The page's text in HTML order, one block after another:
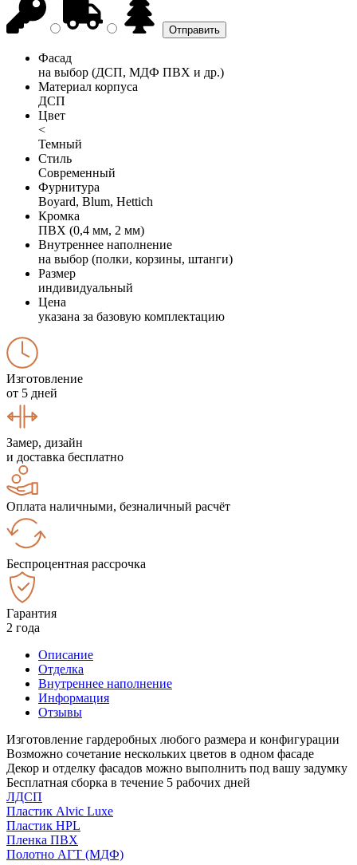
Фасад
на выбор (ДСП, МДФ ПВХ и др.)
Материал корпуса
ДСП
Цвет
<
Темный
Стиль
Современный
Фурнитура
Boyard, Blum, Hettich
Кромка
ПВХ (0,4 мм, 2 мм)
Внутреннее наполнение
на выбор (полки, корзины, штанги)
Размер
индивидуальный
Цена
указана за базовую комплектацию
Изготовление
от 5 дней
Замер, дизайн
и доставка бесплатно
Оплата наличными, безналичный расчёт
Беспроцентная рассрочка
Гарантия
2 года
Описание
Отделка
Внутреннее наполнение
Информация
Отзывы
Изготовление гардеробных любого размера и конфигурации
Возможно сочетание нескольких цветов в одном фасаде
Декор и отделку фасадов можно выполнить под вашу задумку
Бесплатная сборка в течение 5 рабочих дней
ЛДСП
Пластик Alvic Luxe
Пластик HPL
Пленка ПВХ
Полотно АГТ (МДФ)